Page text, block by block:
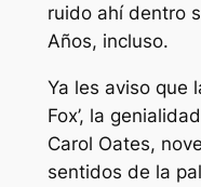
ruido ahí dentro
Años, incluso.
Ya les aviso que
Fox’, la
Carol Oates,
sentidos de la